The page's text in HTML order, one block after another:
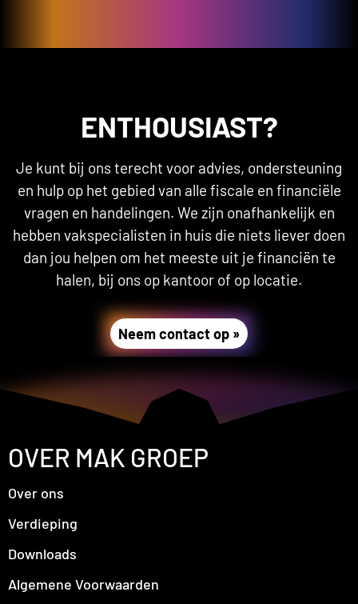
ENTHOUSIAST?
Je kunt bij ons terecht voor advies, ondersteuning
en hulp op het gebied van alle fiscale en financiële
vragen en handelingen. We zijn onafhankelijk en
hebben vakspecialisten in huis die niets liever doen
dan jou helpen om het meeste uit je financiën te
halen, bij ons op kantoor of op locatie.
Neem contact op »
OVER MAK GROEP
Over ons
Verdieping
Downloads
Algemene Voorwaarden